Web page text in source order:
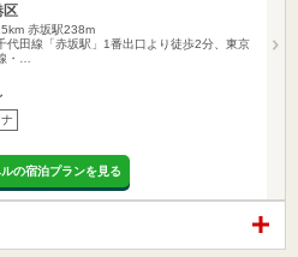
区
赤坂駅238m
代田線「赤坂駅」1番出口より徒歩2分、東京
・…
の宿泊プランを見る